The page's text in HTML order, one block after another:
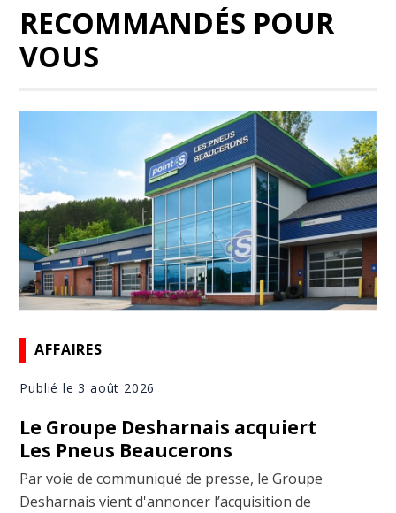
RECOMMANDÉS POUR
VOUS
AFFAIRES
Publié le 3 août 2026
Le Groupe Desharnais acquiert
Les Pneus Beaucerons
Par voie de communiqué de presse, le Groupe
Desharnais vient d'annoncer l’acquisition de